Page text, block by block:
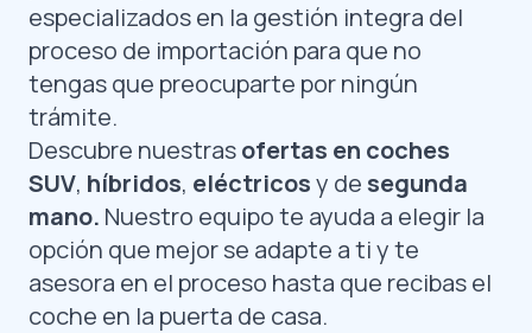
especializados en la gestión integra del
proceso de importación para que no
tengas que preocuparte por ningún
trámite.
Descubre nuestrasofertas en coches
SUV, híbridos, eléctricosy desegunda
mano. Nuestro equipo te ayuda a elegir la
opción que mejor se adapte a ti y te
asesora en el proceso hasta que recibas el
coche en la puerta de casa.